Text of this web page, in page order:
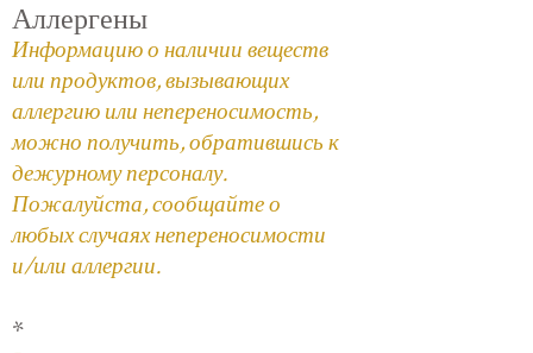
Аллергены
Информацию о наличии веществ
или продуктов, вызывающих
аллергию или непереносимость,
можно получить, обратившись к
дежурному персоналу.
Пожалуйста, сообщайте о
любых случаях непереносимости
и/или аллергии.
*